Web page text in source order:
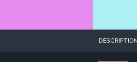
DESCRIPTION